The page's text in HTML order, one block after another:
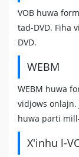
VOB huwa
tad-DVD. Fiha
DVD.
WEBM
WEBM huwa
vidjows onlajn.
huwa parti
X'inhu l-